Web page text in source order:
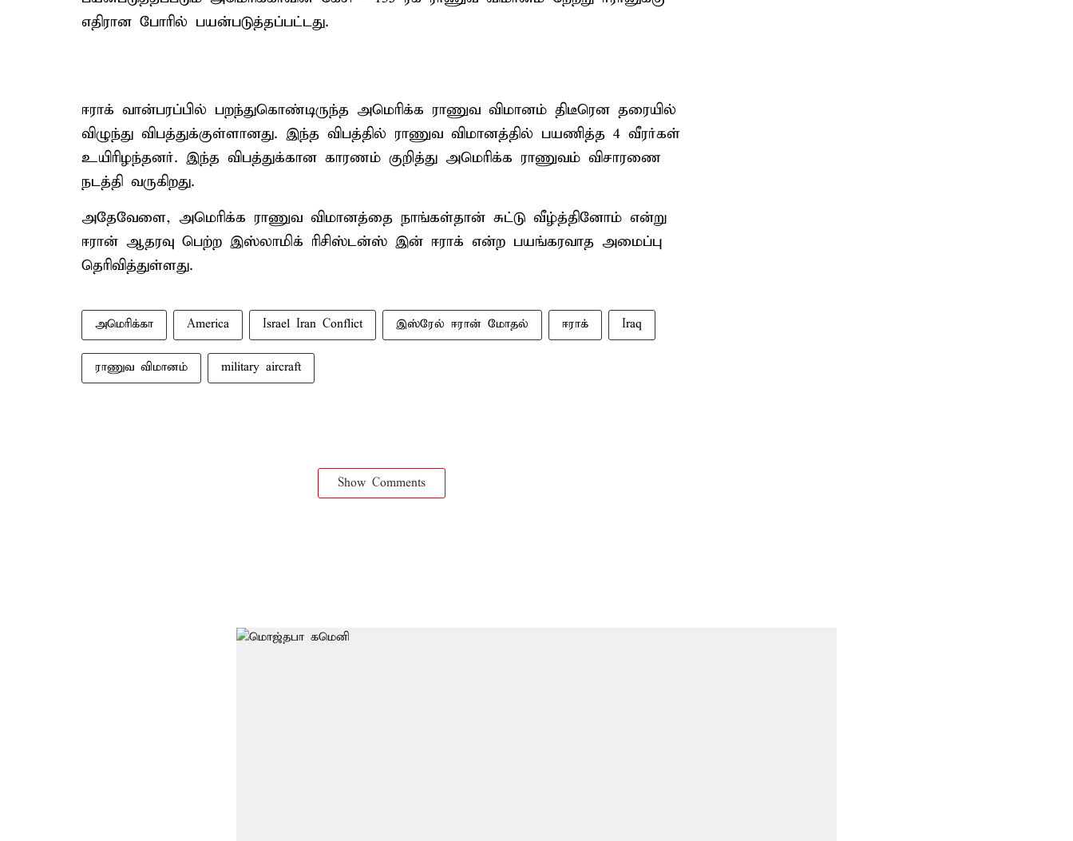
எதிரான போரில் பயன்படுத்தப்பட்டது.
ஈராக் வான்பரப்பில் பறந்துகொண்டிருந்த அமெரிக்க ராணுவ விமானம் திடீரென தரையில்
விழுந்து விபத்துக்குள்ளானது. இந்த விபத்தில் ராணுவ விமானத்தில் பயணித்த 4 வீரர்கள்
உயிரிழந்தனர். இந்த விபத்துக்கான காரணம் குறித்து அமெரிக்க ராணுவம் விசாரணை
நடத்தி வருகிறது.
அதேவேளை, அமெரிக்க ராணுவ விமானத்தை நாங்கள்தான் சுட்டு வீழ்த்தினோம் என்று
ஈரான் ஆதரவு பெற்ற இஸ்லாமிக் ரிசிஸ்டன்ஸ் இன் ஈராக் என்ற பயங்கரவாத அமைப்பு
தெரிவித்துள்ளது.
அமெரிக்கா America Israel Iran Conflict இஸ்ரேல் ஈரான் மோதல் ஈராக் Iraq
ராணுவ விமானம் military aircraft
Show Comments